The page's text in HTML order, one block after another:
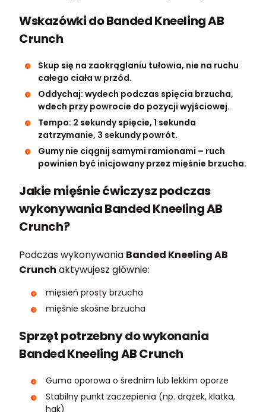
Wskazówki do Banded Kneeling AB
Crunch
Skup się na zaokrąglaniu tułowia, nie na ruchu
całego ciała w przód.
Oddychaj: wydech podczas spięcia brzucha,
wdech przy powrocie do pozycji wyjściowej.
Tempo: 2 sekundy spięcie, 1 sekunda
zatrzymanie, 3 sekundy powrót.
Gumy nie ciągnij samymi ramionami – ruch
powinien być inicjowany przez mięśnie brzucha.
Jakie mięśnie ćwiczysz podczas
wykonywania Banded Kneeling AB
Crunch?
Podczas wykonywania Banded Kneeling AB
Crunch aktywujesz głównie:
mięsień prosty brzucha
mięśnie skośne brzucha
Sprzęt potrzebny do wykonania
Banded Kneeling AB Crunch
Guma oporowa o średnim lub lekkim oporze
Stabilny punkt zaczepienia (np. drążek, klatka,
hak)